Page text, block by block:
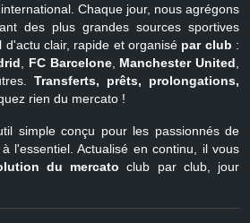
Chaque jour, nous agrégons
des plus grandes sources sportives
d'actu clair, rapide et organisé par club :
, FC Barcelone, Manchester United,
Transferts, prêts, prolongations,
rien du mercato !
simple conçu pour les passionnés de
l'essentiel. Actualisé en continu, il vous
du mercato club par club, jour